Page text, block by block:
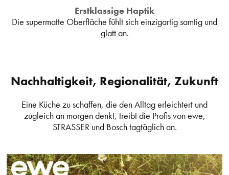
Erstklassige Haptik
Die supermatte Oberfläche fühlt sich einzigartig samtig und
glatt an.
Nachhaltigkeit, Regionalität, Zukunft
Eine Küche zu schaffen, die den Alltag erleichtert und
zugleich an morgen denkt, treibt die Profis von ewe,
STRASSER und Bosch tagtäglich an.